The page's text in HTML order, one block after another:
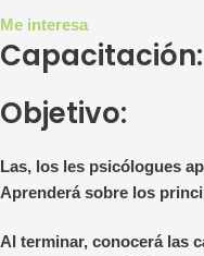
Me interesa
Objetivo:
Las, los les psicólogues
Aprenderá sobre los
Al terminar, conocerá las